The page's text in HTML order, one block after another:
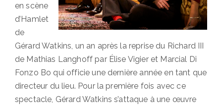
en scène
d’Hamlet
de
Gérard Watkins, un an après la reprise du Richard III
de Mathias Langhoff par Élise Vigier et Marcial Di
Fonzo Bo qui officie une dernière année en tant que
directeur du lieu. Pour la première fois avec ce
spectacle, Gérard Watkins s’attaque à une œuvre